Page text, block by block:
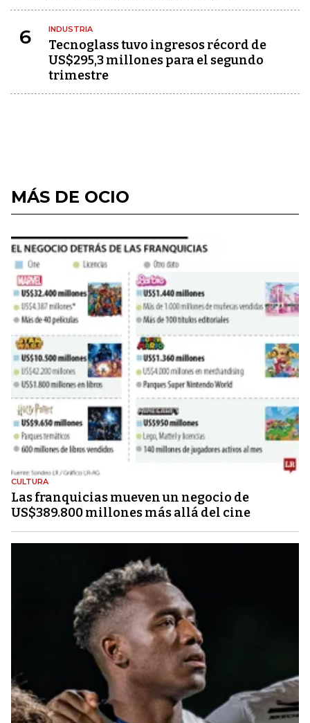
6 INDUSTRIA
Tecnoglass tuvo ingresos récord de
US$295,3 millones para el segundo
trimestre
MÁS DE OCIO
CULTURA
Las franquicias mueven un negocio de
US$389.800 millones más allá del cine